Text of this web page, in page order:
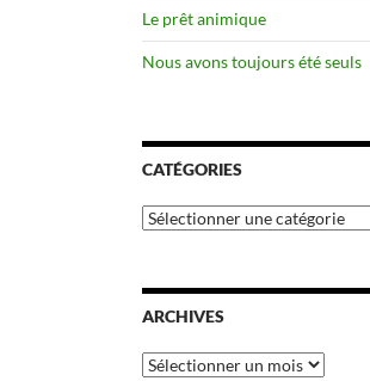
Le prêt animique
Nous avons toujours été seuls
CATÉGORIES
Catégories
ARCHIVES
Archives